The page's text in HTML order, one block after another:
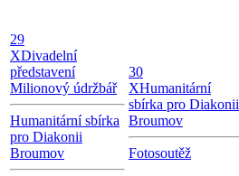
29
XDivadelní
představení
Milionový údržbář
Humanitární sbírka
pro Diakonii
Broumov
30
XHumanitární
sbírka pro Diakonii
Broumov
Fotosoutěž